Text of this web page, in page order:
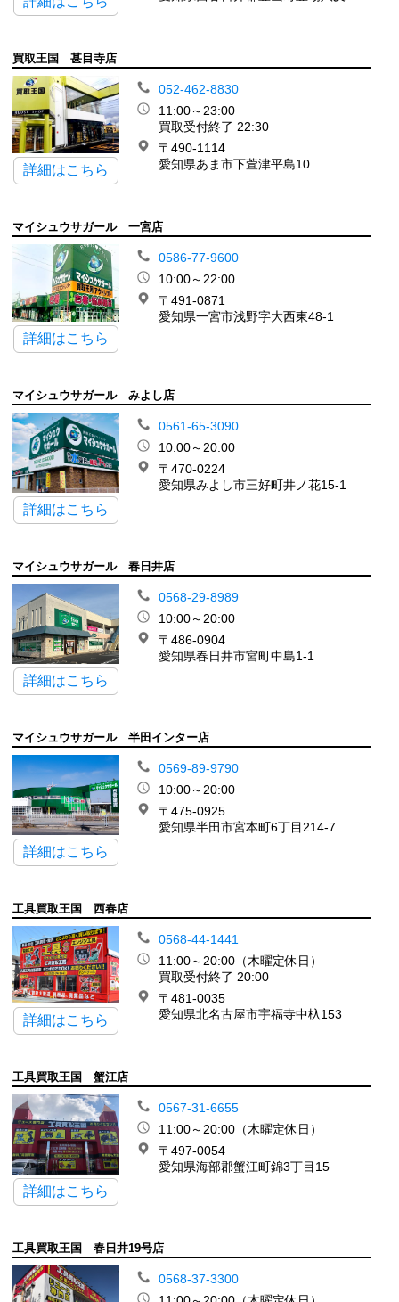
買取王国 甚目寺店
詳細はこちら
052-462-8830
11:00～23:00
買取受付終了 22:30
〒490-1114
愛知県あま市下萱津平島10
マイシュウサガール 一宮店
詳細はこちら
0586-77-9600
10:00～22:00
〒491-0871
愛知県一宮市浅野字大西東48-1
マイシュウサガール みよし店
詳細はこちら
0561-65-3090
10:00～20:00
〒470-0224
愛知県みよし市三好町井ノ花15-1
マイシュウサガール 春日井店
詳細はこちら
0568-29-8989
10:00～20:00
〒486-0904
愛知県春日井市宮町中島1-1
マイシュウサガール 半田インター店
詳細はこちら
0569-89-9790
10:00～20:00
〒475-0925
愛知県半田市宮本町6丁目214-7
工具買取王国 西春店
詳細はこちら
0568-44-1441
11:00～20:00（木曜定休日）
買取受付終了 20:00
〒481-0035
愛知県北名古屋市宇福寺中杁153
工具買取王国 蟹江店
詳細はこちら
0567-31-6655
11:00～20:00（木曜定休日）
〒497-0054
愛知県海部郡蟹江町錦3丁目15
工具買取王国 春日井19号店
0568-37-3300